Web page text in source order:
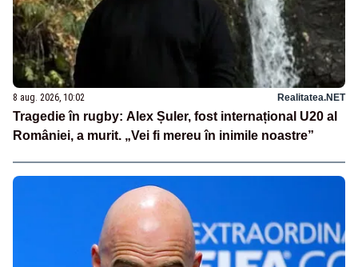
8 aug. 2026, 10:02 Realitatea.NET
Tragedie în rugby: Alex Șuler, fost internațional U20 al
României, a murit. „Vei fi mereu în inimile noastre”